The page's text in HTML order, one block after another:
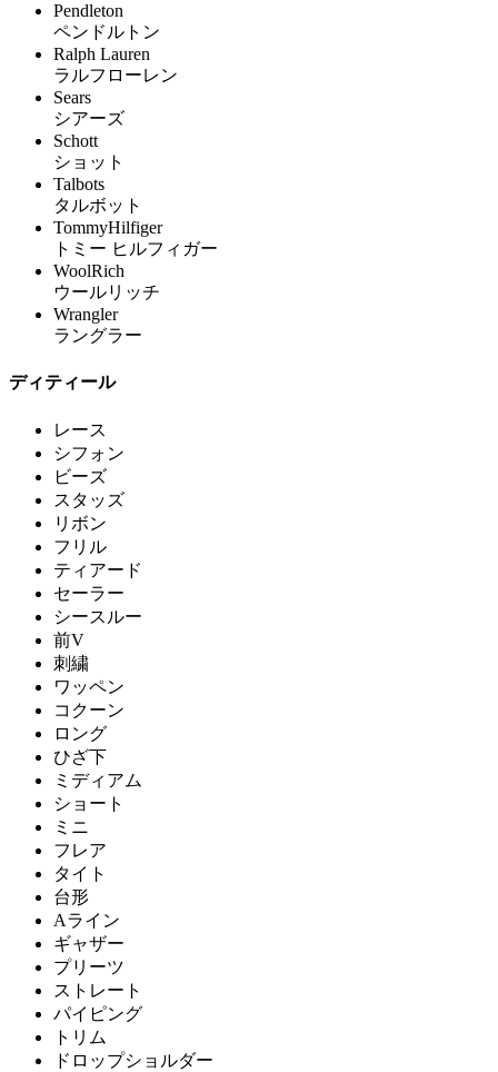
Pendleton
ペンドルトン
Ralph Lauren
ラルフローレン
Sears
シアーズ
Schott
ショット
Talbots
タルボット
TommyHilfiger
トミー ヒルフィガー
WoolRich
ウールリッチ
Wrangler
ラングラー
ディティール
レース
シフォン
ビーズ
スタッズ
リボン
フリル
ティアード
セーラー
シースルー
前V
刺繍
ワッペン
コクーン
ロング
ひざ下
ミディアム
ショート
ミニ
フレア
タイト
台形
Aライン
ギャザー
プリーツ
ストレート
パイピング
トリム
ドロップショルダー